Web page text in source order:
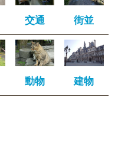
交通 街並
動物 建物